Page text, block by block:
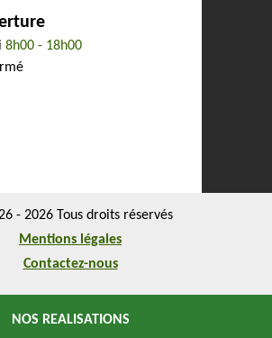
NOS REALISATIONS
NOS REALISATIONS
8h00 - 18h00
- 2026 Tous droits réservés
Mentions légales
Contactez-nous